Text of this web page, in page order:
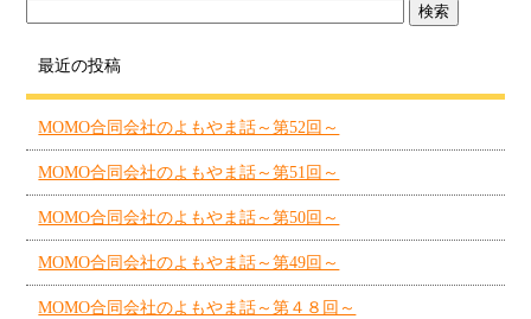
最近の投稿
MOMO合同会社のよもやま話～第52回～
MOMO合同会社のよもやま話～第51回～
MOMO合同会社のよもやま話～第50回～
MOMO合同会社のよもやま話～第49回～
MOMO合同会社のよもやま話～第４８回～